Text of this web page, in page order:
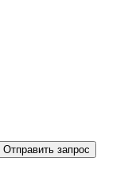
Отправить запрос